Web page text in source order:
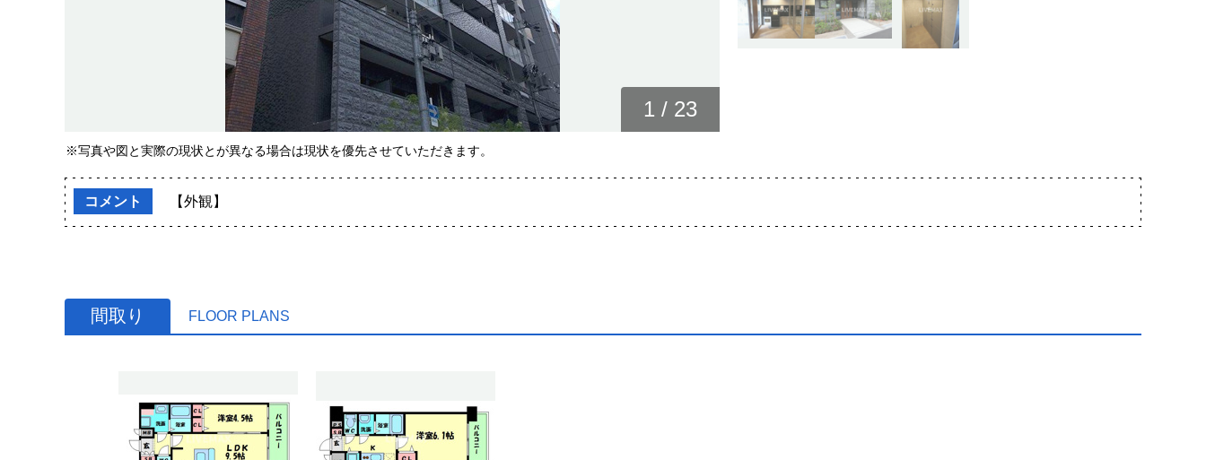
1 / 23
※写真や図と実際の現状とが異なる場合は現状を優先させていただきます。
コメント 【外観】
間取り FLOOR PLANS